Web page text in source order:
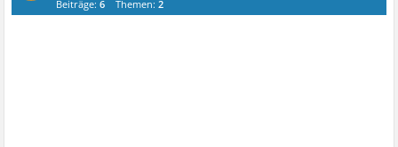
Beiträge:6 Themen:2